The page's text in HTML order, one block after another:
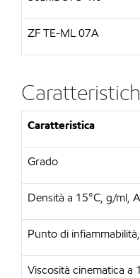
ZF TE-ML 07A
Caratteristica
Grado
Densità a 15°C, g/ml,
Punto di
Viscosità cinematica a